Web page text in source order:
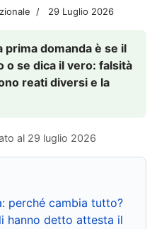
29 Luglio 2026
prima domanda è se il
o se dica il vero: falsità
reati diversi e la
al 29 luglio 2026
perché cambia tutto?
hanno detto attesta il